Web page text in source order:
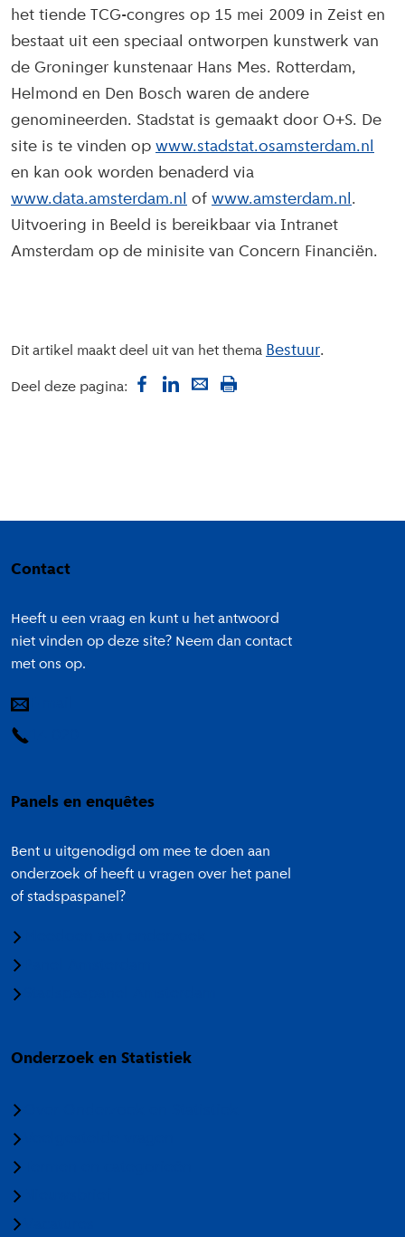
het tiende TCG-congres op 15 mei 2009 in Zeist en
bestaat uit een speciaal ontworpen kunstwerk van
de Groninger kunstenaar Hans Mes. Rotterdam,
Helmond en Den Bosch waren de andere
genomineerden. Stadstat is gemaakt door O+S. De
site is te vinden op www.stadstat.osamsterdam.nl
en kan ook worden benaderd via
www.data.amsterdam.nl of www.amsterdam.nl.
Uitvoering in Beeld is bereikbaar via Intranet
Amsterdam op de minisite van Concern Financiën.
Dit artikel maakt deel uit van het thema Bestuur
Deel deze pagina:
Contact
Heeft u een vraag en kunt u het antwoord
niet vinden op deze site? Neem dan contact
met ons op.
Panels en enquêtes
Bent u uitgenodigd om mee te doen aan
onderzoek of heeft u vragen over het panel
of stadspaspanel?
Onderzoek en Statistiek